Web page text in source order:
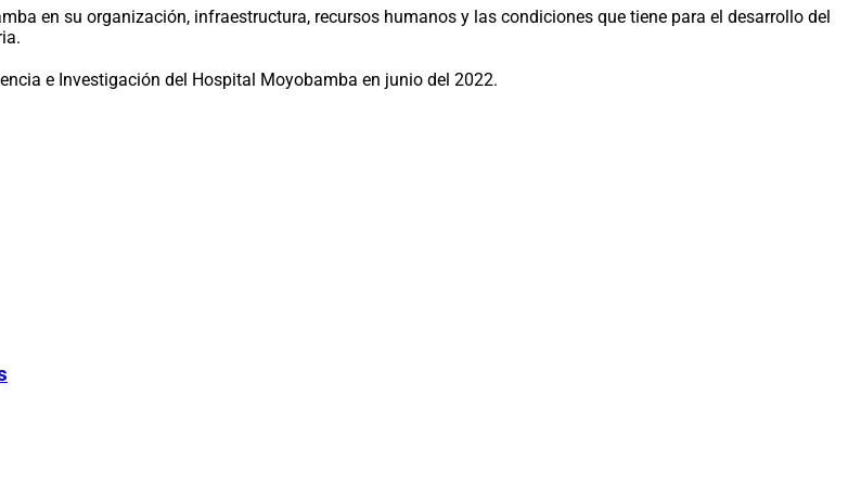
en su organización, infraestructura, recursos humanos y las condiciones que tiene para el desarrollo del
e Investigación del Hospital Moyobamba en junio del 2022.